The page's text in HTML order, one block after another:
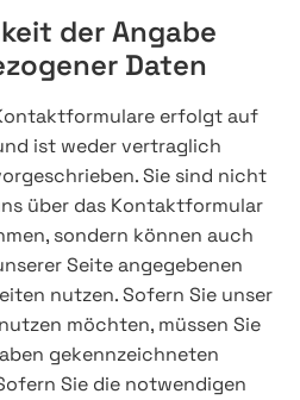
der Angabe
Daten
erfolgt auf
ist weder vertraglich
Sie sind nicht
über das Kontaktformular
sondern können auch
Seite angegebenen
nutzen. Sofern Sie unser
möchten, müssen Sie
gekennzeichneten
Sie die notwendigen